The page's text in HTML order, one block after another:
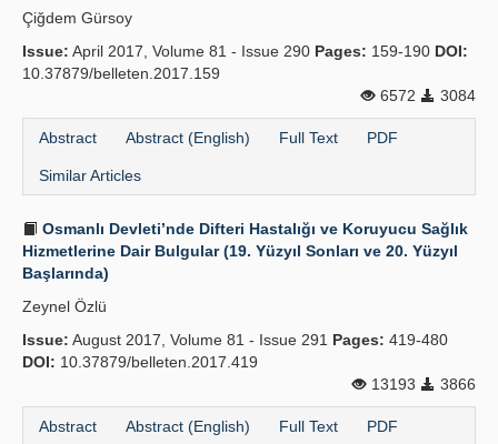
Çiğdem Gürsoy
Issue: April 2017, Volume 81 - Issue 290 Pages: 159-190 DOI:
10.37879/belleten.2017.159
6572
3084
Abstract Abstract (English) Full Text PDF
Similar Articles
Osmanlı Devleti’nde Difteri Hastalığı ve Koruyucu Sağlık
Hizmetlerine Dair Bulgular (19. Yüzyıl Sonları ve 20. Yüzyıl
Başlarında)
Zeynel Özlü
Issue: August 2017, Volume 81 - Issue 291 Pages: 419-480
DOI: 10.37879/belleten.2017.419
13193
3866
Abstract Abstract (English) Full Text PDF